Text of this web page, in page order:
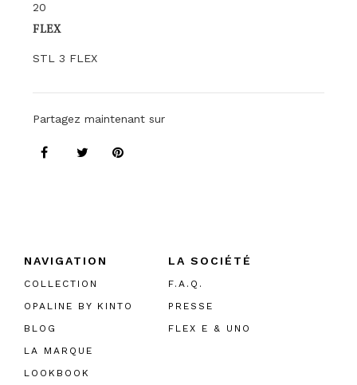
20
FLEX
STL 3 FLEX
Partagez maintenant sur
NAVIGATION
COLLECTION
OPALINE BY KINTO
BLOG
LA MARQUE
LOOKBOOK
LA SOCIÉTÉ
F.A.Q.
PRESSE
FLEX E & UNO